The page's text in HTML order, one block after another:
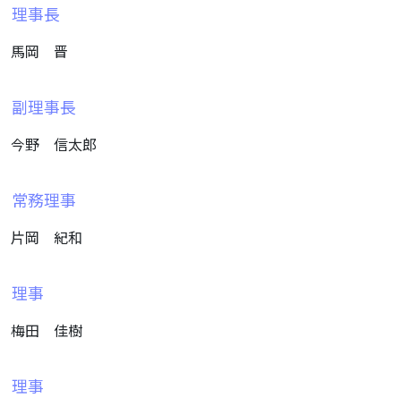
理事長
馬岡 晋
副理事長
今野 信太郎
常務理事
片岡 紀和
理事
梅田 佳樹
理事